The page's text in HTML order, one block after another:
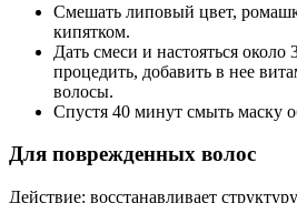
Смешать липовый цвет,
кипятком.
Дать смеси и настояться
процедить, добавить в нее
волосы.
Спустя 40 минут смыть маску
Для поврежденных волос
Действие: восстанавливает